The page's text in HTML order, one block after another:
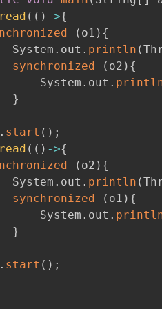
( ( ) ->{
( o1 ) {
System
. out . println (
synchronized
( o2 ) {
System
. out .
}
. start ( ) ;
( ( ) ->{
( o2 ) {
System
. out . println (
synchronized
( o1 ) {
System
. out .
}
. start ( ) ;